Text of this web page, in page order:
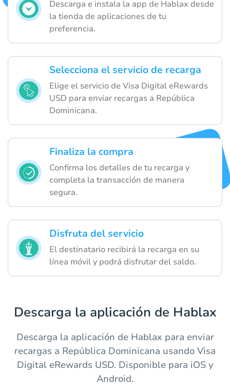
Descarga e instala la app de Hablax desde
la tienda de aplicaciones de tu
preferencia.
Selecciona el servicio de recarga
Elige el servicio de Visa Digital eRewards
USD para enviar recargas a República
Dominicana.
Finaliza la compra
Confirma los detalles de tu recarga y
completa la transacción de manera
segura.
Disfruta del servicio
El destinatario recibirá la recarga en su
línea móvil y podrá disfrutar del saldo.
Descarga la aplicación de Hablax
Descarga la aplicación de Hablax para enviar
recargas a República Dominicana usando Visa
Digital eRewards USD. Disponible para iOS y
Android.